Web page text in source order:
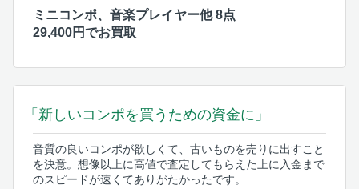
ミニコンポ、音楽プレイヤー他 8点
29,400円でお買取
「新しいコンポを買うための資金に」
音質の良いコンポが欲しくて、古いものを売りに出すこと
を決意。想像以上に高値で査定してもらえた上に入金まで
のスピードが速くてありがたかったです。